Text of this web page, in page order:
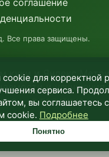
куки и Яндекс
и улучшения
—в политике
.
Понятно
соглашение
Все права защищены.
для корректной
сервиса.
вы соглашаетесь с
cookie. Подробнее
Понятно